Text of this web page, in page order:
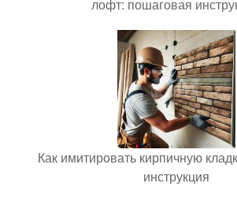
лофт: пошаговая
Как имитировать кирпичную
инструкция